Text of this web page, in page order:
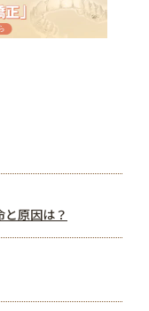
原因は？